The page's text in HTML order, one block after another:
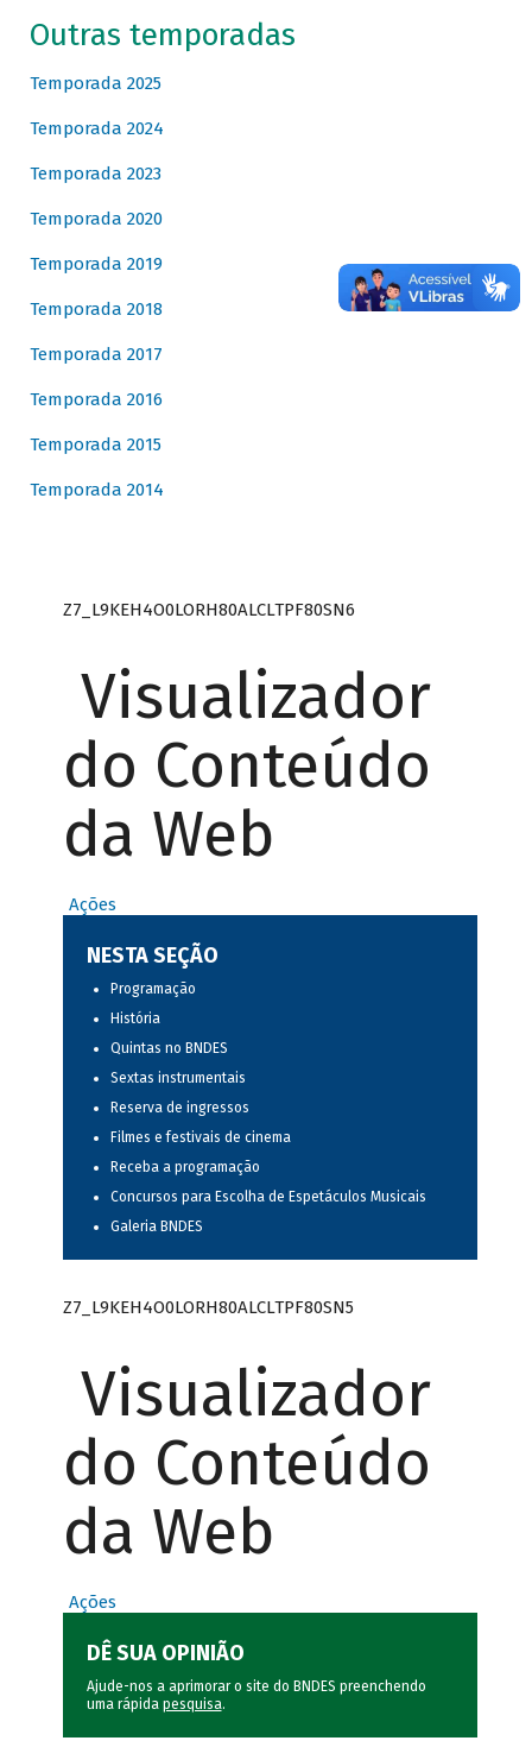
Outras temporadas
Temporada 2025
Temporada 2024
Temporada 2023
Temporada 2020
Temporada 2019
Temporada 2018
Temporada 2017
Temporada 2016
Temporada 2015
Temporada 2014
Z7_L9KEH4O0LORH80ALCLTPF80SN6
Visualizador
do Conteúdo
da Web
Ações
NESTA SEÇÃO
Programação
História
Quintas no BNDES
Sextas instrumentais
Reserva de ingressos
Filmes e festivais de cinema
Receba a programação
Concursos para Escolha de Espetáculos Musicais
Galeria BNDES
Z7_L9KEH4O0LORH80ALCLTPF80SN5
Visualizador
do Conteúdo
da Web
Ações
DÊ SUA OPINIÃO
Ajude-nos a aprimorar o site do BNDES preenchendo
uma rápida pesquisa.